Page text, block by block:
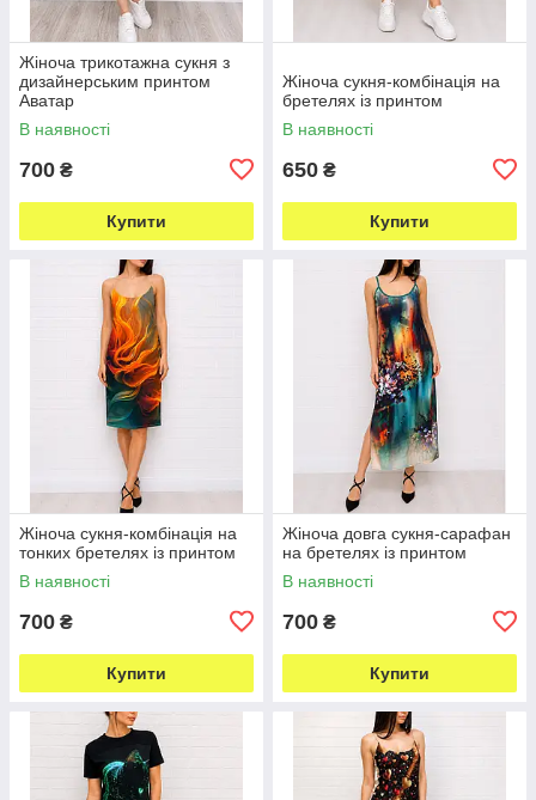
Жіноча трикотажна сукня з
дизайнерським принтом
Аватар
В наявності
700 ₴
Купити
Жіноча сукня-комбінація на
бретелях із принтом
В наявності
650 ₴
Купити
Жіноча сукня-комбінація на
тонких бретелях із принтом
В наявності
700 ₴
Купити
Жіноча довга сукня-сарафан
на бретелях із принтом
В наявності
700 ₴
Купити